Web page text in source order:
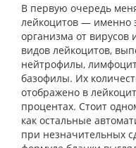
В первую очередь
лейкоцитов — именно
организма от вирусов
видов лейкоцитов,
нейтрофилы,
базофилы. Их
отображено в
процентах. Стоит
как остальные
при незначительных